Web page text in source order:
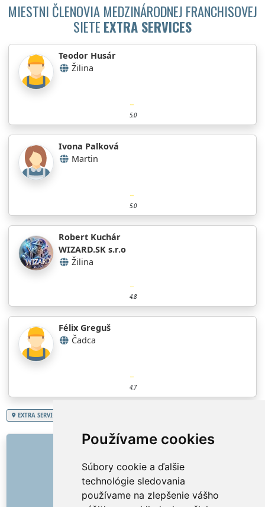
Používame cookies
Súbory cookie a ďalšie
technológie sledovania
používame na zlepšenie vášho
MIESTNI ČLENOVIA MEDZINÁRODNEJ FRANCHISOVEJ
SIETE EXTRA SERVICES
Teodor Husár
Žilina
5.0
Ivona Palková
Martin
5.0
Robert Kuchár
WIZARD.SK s.r.o
Žilina
4.8
Félix Greguš
Čadca
4.7
EXTRA SERVICES
ODKAZY
O nás
Ako to všetko začalo
Cenník